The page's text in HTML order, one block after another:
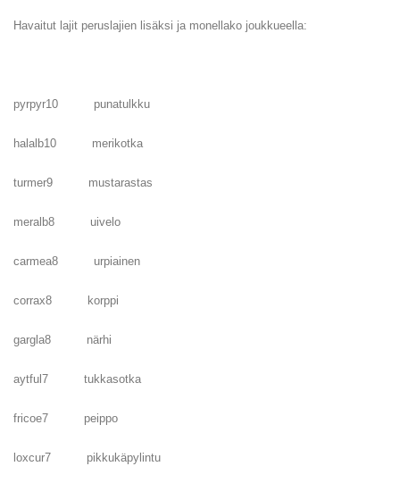
Havaitut lajit peruslajien lisäksi ja monellako joukkueella:
pyrpyr10 punatulkku
halalb10 merikotka
turmer9 mustarastas
meralb8 uivelo
carmea8 urpiainen
corrax8 korppi
gargla8 närhi
aytful7 tukkasotka
fricoe7 peippo
loxcur7 pikkukäpylintu